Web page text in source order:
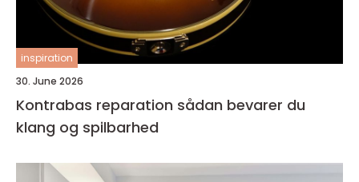
inspiration
30. June 2026
Kontrabas reparation sådan bevarer du
klang og spilbarhed